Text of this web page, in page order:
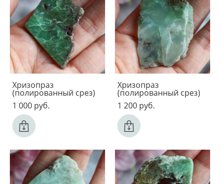
Хризопраз
(полированный срез)
1 000 pуб.
Хризопраз
(полированный срез)
1 200 pуб.